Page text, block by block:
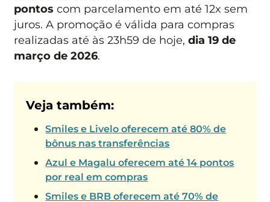
pontos com parcelamento em até 12x sem
juros. A promoção é válida para compras
realizadas até às 23h59 de hoje,dia 19 de
março de 2026.
Veja também:
Smiles e Livelo oferecem até 80% de
bônus nas transferências
Azul e Magalu oferecem até 14 pontos
por real em compras
Smiles e BRB oferecem até 70% de